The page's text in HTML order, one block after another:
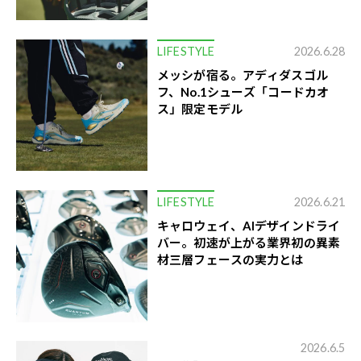
LIFESTYLE 2026.6.28
メッシが宿る。アディダスゴル
フ、No.1シューズ「コードカオ
ス」限定モデル
LIFESTYLE 2026.6.21
キャロウェイ、AIデザインドライ
バー。初速が上がる業界初の異素
材三層フェースの実力とは
2026.6.5